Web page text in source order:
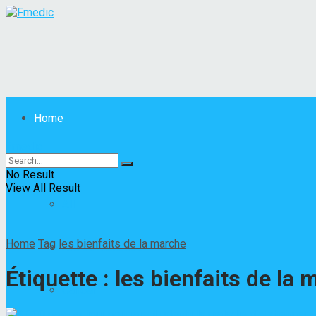
Home
Maladies
Autres maladies
Cancer
No Result
View All Result
Home Tag les bienfaits de la marche
Étiquette : les bienfaits de la